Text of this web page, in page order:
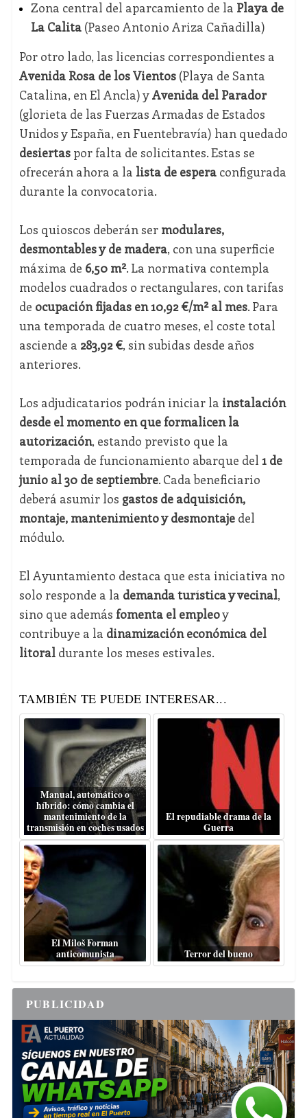
Zona central del aparcamiento de la Playa de
La Calita (Paseo Antonio Ariza Cañadilla)
Por otro lado, las licencias correspondientes a
Avenida Rosa de los Vientos(Playa de Santa
Catalina, en El Ancla) yAvenida del Parador
(glorieta de las Fuerzas Armadas de Estados
Unidos y España, en Fuentebravía) han quedado
desiertaspor falta de solicitantes. Estas se
ofrecerán ahora a la lista de esperaconfigurada
durante la convocatoria.
Los quioscos deberán ser modulares,
desmontables y de madera, con una superficie
máxima de 6,50 m². La normativa contempla
modelos cuadrados o rectangulares, con tarifas
de ocupación fijadas en 10,92 €/m² al mes. Para
una temporada de cuatro meses, el coste total
asciende a 283,92 €, sin subidas desde años
anteriores.
Los adjudicatarios podrán iniciar la instalación
desde el momento en que formalicen la
autorización, estando previsto que la
temporada de funcionamiento abarque del 1 de
junio al 30 de septiembre. Cada beneficiario
deberá asumir los gastos de adquisición,
montaje, mantenimiento y desmontajedel
módulo.
El Ayuntamiento destaca que esta iniciativa no
solo responde a la demanda turística y vecinal,
sino que además fomenta el empleoy
contribuye a la dinamización económica del
litoraldurante los meses estivales.
TAMBIÉN TE PUEDE INTERESAR...
Manual, automático o
híbrido: cómo cambia el
mantenimiento de la
transmisión en coches usados
El repudiable drama de la
Guerra
El Miloš Forman
anticomunista
Terror del bueno
PUBLICIDAD